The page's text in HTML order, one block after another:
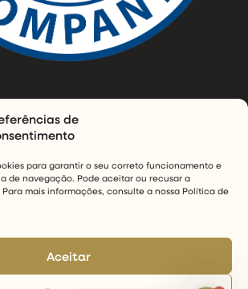
de
para garantir o seu correto funcionamento e
de navegação. Pode aceitar ou recusar a
mais informações, consulte a nossa Política de
Aceitar
newsletter e mantenha-se a par das
da InfinityAir.
SUBSCREVER